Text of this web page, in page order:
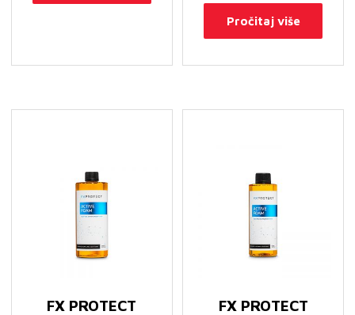
Pročitaj više
FX PROTECT FX PROTECT